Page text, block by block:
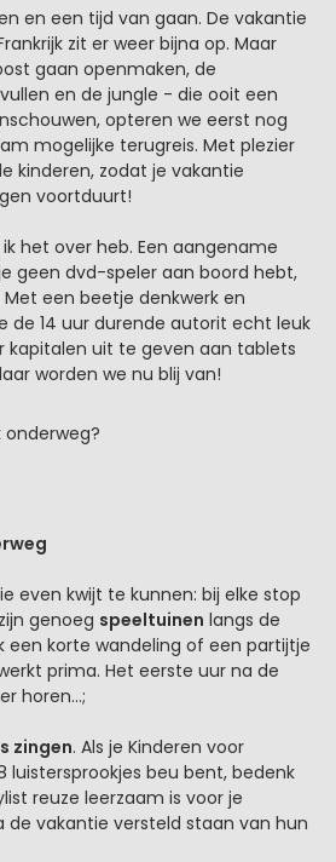
en een tijd van gaan. De vakantie
zit er weer bijna op. Maar
gaan openmaken, de
en de jungle - die ooit een
opteren we eerst nog
mogelijke terugreis. Met plezier
kinderen, zodat je vakantie
voortduurt!
het over heb. Een aangename
geen dvd-speler aan boord hebt,
een beetje denkwerk en
de 14 uur durende autorit echt leuk
kapitalen uit te geven aan tablets
worden we nu blij van!
even kwijt te kunnen: bij elke stop
genoeg speeltuinen langs de
een korte wandeling of een partijtje
prima. Het eerste uur na de
horen…;
zingen. Als je Kinderen voor
luistersprookjes beu bent, bedenk
reuze leerzaam is voor je
de vakantie versteld staan van hun